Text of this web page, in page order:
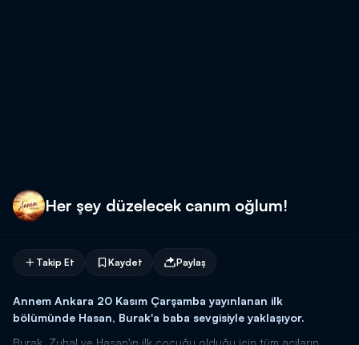
Her şey düzelecek canım oğlum!
Takip Et Kaydet Paylaş
Annem Ankara 20 Kasım Çarşamba yayınlanan ilk
bölümünde Hasan, Burak'a baba sevgisiyle yaklaşıyor.
Burak, Zuhal ve Hasan'ın ilk çocuğu olduğu için tüm acıların